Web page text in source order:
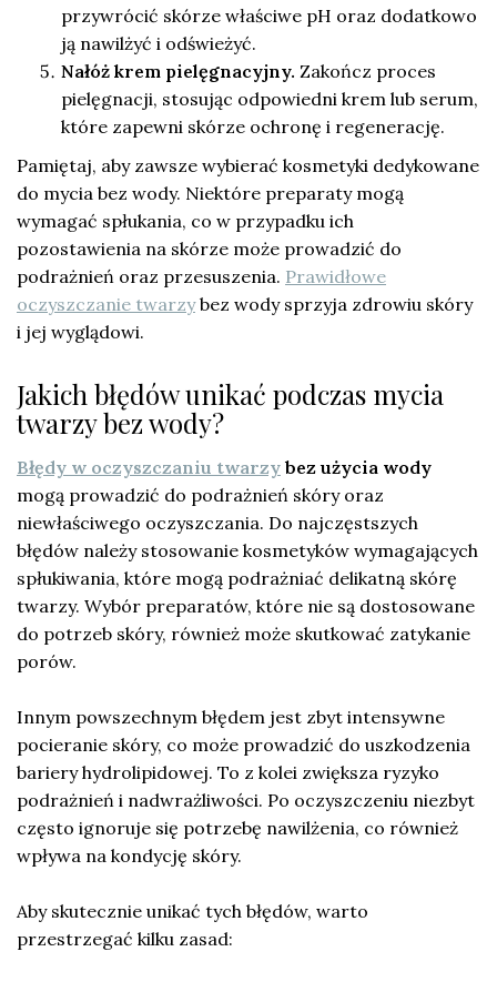
przywrócić skórze właściwe pH oraz dodatkowo
ją nawilżyć i odświeżyć.
Nałóż krem pielęgnacyjny. Zakończ proces
pielęgnacji, stosując odpowiedni krem lub serum,
które zapewni skórze ochronę i regenerację.
Pamiętaj, aby zawsze wybierać kosmetyki dedykowane
do mycia bez wody. Niektóre preparaty mogą
wymagać spłukania, co w przypadku ich
pozostawienia na skórze może prowadzić do
podrażnień oraz przesuszenia. Prawidłowe
oczyszczanie twarzybez wody sprzyja zdrowiu skóry
i jej wyglądowi.
Jakich błędów unikać podczas mycia
twarzy bez wody?
Błędy w oczyszczaniu twarzy bez użycia wody
mogą prowadzić do podrażnień skóry oraz
niewłaściwego oczyszczania. Do najczęstszych
błędów należy stosowanie kosmetyków wymagających
spłukiwania, które mogą podrażniać delikatną skórę
twarzy. Wybór preparatów, które nie są dostosowane
do potrzeb skóry, również może skutkować zatykanie
porów.
Innym powszechnym błędem jest zbyt intensywne
pocieranie skóry, co może prowadzić do uszkodzenia
bariery hydrolipidowej. To z kolei zwiększa ryzyko
podrażnień i nadwrażliwości. Po oczyszczeniu niezbyt
często ignoruje się potrzebę nawilżenia, co również
wpływa na kondycję skóry.
Aby skutecznie unikać tych błędów, warto
przestrzegać kilku zasad: